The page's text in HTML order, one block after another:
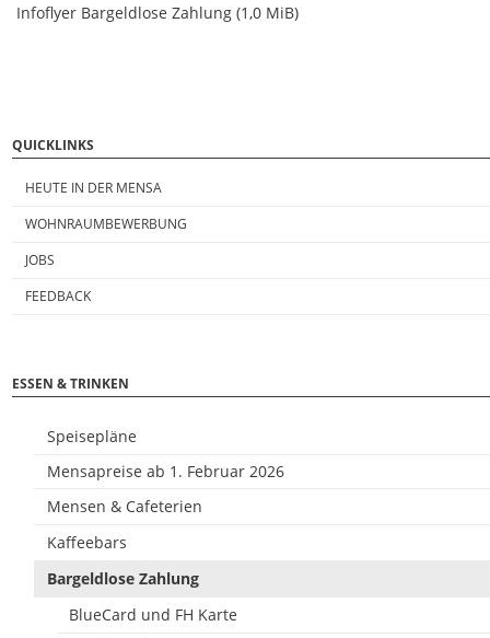
Infoflyer Bargeldlose Zahlung(1,0 MiB)
QUICKLINKS
HEUTE IN DER MENSA
WOHNRAUMBEWERBUNG
JOBS
FEEDBACK
ESSEN & TRINKEN
Speisepläne
Mensapreise ab 1. Februar 2026
Mensen & Cafeterien
Kaffeebars
Bargeldlose Zahlung
BlueCard und FH Karte